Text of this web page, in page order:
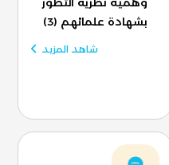
بشهادة علمائهم (3)
شاهد المزيد